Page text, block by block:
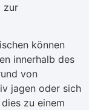
zur
können
innerhalb des
von
jagen oder sich
zu einem